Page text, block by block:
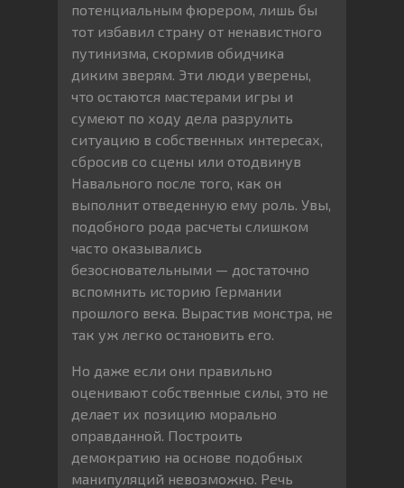
потенциальным фюрером, лишь бы
тот избавил страну от ненавистного
путинизма, скормив обидчика
диким зверям. Эти люди уверены,
что остаются мастерами игры и
сумеют по ходу дела разрулить
ситуацию в собственных интересах,
сбросив со сцены или отодвинув
Навального после того, как он
выполнит отведенную ему роль. Увы,
подобного рода расчеты слишком
часто оказывались
безосновательными — достаточно
вспомнить историю Германии
прошлого века. Вырастив монстра, не
так уж легко остановить его.
Но даже если они правильно
оценивают собственные силы, это не
делает их позицию морально
оправданной. Построить
демократию на основе подобных
манипуляций невозможно. Речь